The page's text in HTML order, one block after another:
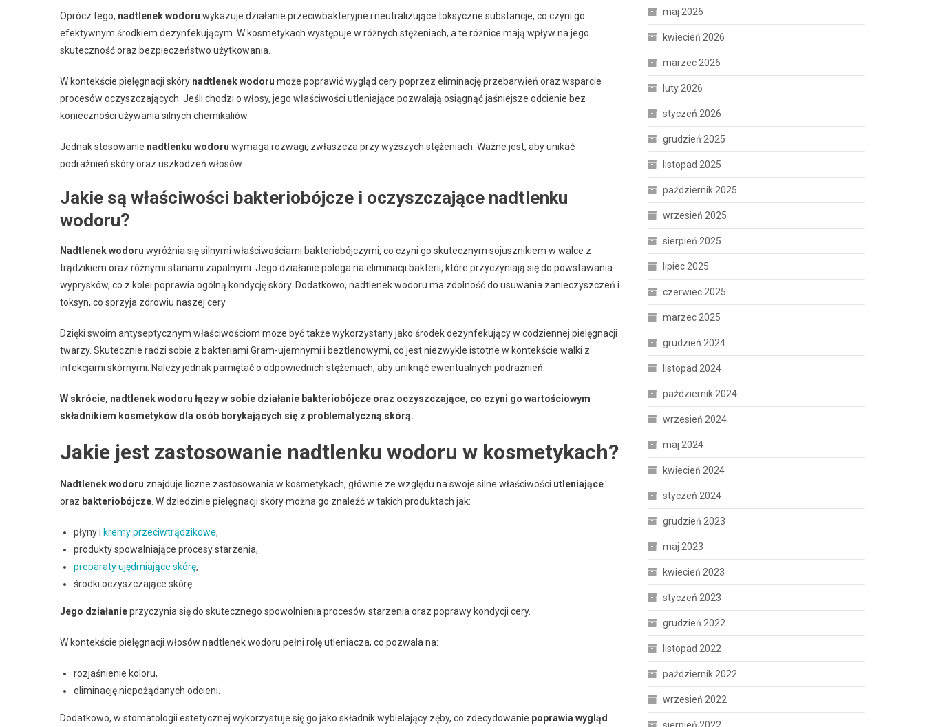
Oprócz tego, nadtlenek wodoru wykazuje działanie przeciwbakteryjne i neutralizujące toksyczne substancje, co czyni go
efektywnym środkiem dezynfekującym. W kosmetykach występuje w różnych stężeniach, a te różnice mają wpływ na jego
skuteczność oraz bezpieczeństwo użytkowania.
W kontekście pielęgnacji skóry nadtlenek wodoru może poprawić wygląd cery poprzez eliminację przebarwień oraz wsparcie
procesów oczyszczających. Jeśli chodzi o włosy, jego właściwości utleniające pozwalają osiągnąć jaśniejsze odcienie bez
konieczności używania silnych chemikaliów.
Jednak stosowanie nadtlenku wodoru wymaga rozwagi, zwłaszcza przy wyższych stężeniach. Ważne jest, aby unikać
podrażnień skóry oraz uszkodzeń włosów.
Jakie są właściwości bakteriobójcze i oczyszczające nadtlenku
wodoru?
Nadtlenek wodoru wyróżnia się silnymi właściwościami bakteriobójczymi, co czyni go skutecznym sojusznikiem w walce z
trądzikiem oraz różnymi stanami zapalnymi. Jego działanie polega na eliminacji bakterii, które przyczyniają się do powstawania
wyprysków, co z kolei poprawia ogólną kondycję skóry. Dodatkowo, nadtlenek wodoru ma zdolność do usuwania zanieczyszczeń i
toksyn, co sprzyja zdrowiu naszej cery.
Dzięki swoim antyseptycznym właściwościom może być także wykorzystany jako środek dezynfekujący w codziennej pielęgnacji
twarzy. Skutecznie radzi sobie z bakteriami Gram-ujemnymi i beztlenowymi, co jest niezwykle istotne w kontekście walki z
infekcjami skórnymi. Należy jednak pamiętać o odpowiednich stężeniach, aby uniknąć ewentualnych podrażnień.
W skrócie, nadtlenek wodoru łączy w sobie działanie bakteriobójcze oraz oczyszczające, co czyni go wartościowym
składnikiem kosmetyków dla osób borykających się z problematyczną skórą.
Jakie jest zastosowanie nadtlenku wodoru w kosmetykach?
Nadtlenek wodoru znajduje liczne zastosowania w kosmetykach, głównie ze względu na swoje silne właściwości utleniające
oraz bakteriobójcze . W dziedzinie pielęgnacji skóry można go znaleźć w takich produktach jak:
płyny i kremy przeciwtrądzikowe,
produkty spowalniające procesy starzenia,
preparaty ujędrniające skórę,
środki oczyszczające skórę.
Jego działanieprzyczynia się do skutecznego spowolnienia procesów starzenia oraz poprawy kondycji cery.
W kontekście pielęgnacji włosów nadtlenek wodoru pełni rolę utleniacza, co pozwala na:
rozjaśnienie koloru,
eliminację niepożądanych odcieni.
Dodatkowo, w stomatologii estetycznej wykorzystuje się go jako składnik wybielający zęby, co zdecydowanie poprawia wygląd
maj 2026
kwiecień 2026
marzec 2026
luty 2026
styczeń 2026
grudzień 2025
listopad 2025
październik 2025
wrzesień 2025
sierpień 2025
lipiec 2025
czerwiec 2025
marzec 2025
grudzień 2024
listopad 2024
październik 2024
wrzesień 2024
maj 2024
kwiecień 2024
styczeń 2024
grudzień 2023
maj 2023
kwiecień 2023
styczeń 2023
grudzień 2022
listopad 2022
październik 2022
wrzesień 2022